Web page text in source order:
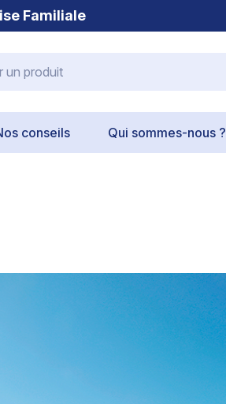
Familiale
conseils Qui sommes-nous ?